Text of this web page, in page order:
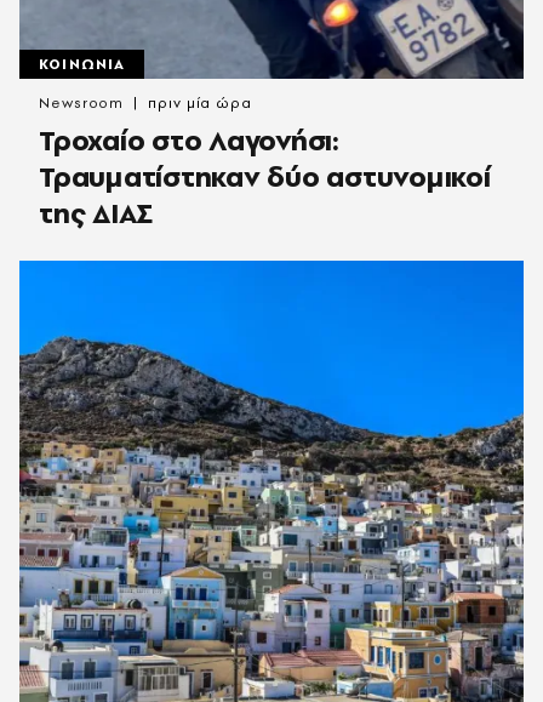
ΚΟΙΝΩΝΙΑ
Τροχαίο στο Λαγονήσι:
Τραυματίστηκαν δύο αστυνομικοί
της ΔΙΑΣ
Newsroom πριν μία ώρα